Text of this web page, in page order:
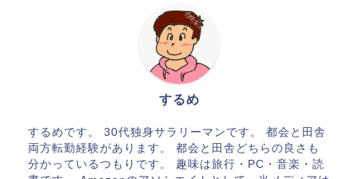
するめ
するめです。 30代独身サラリーマンです。 都会と田舎
両方転勤経験があります。 都会と田舎どちらの良さも
分かっているつもりです。 趣味は旅行・PC・音楽・読